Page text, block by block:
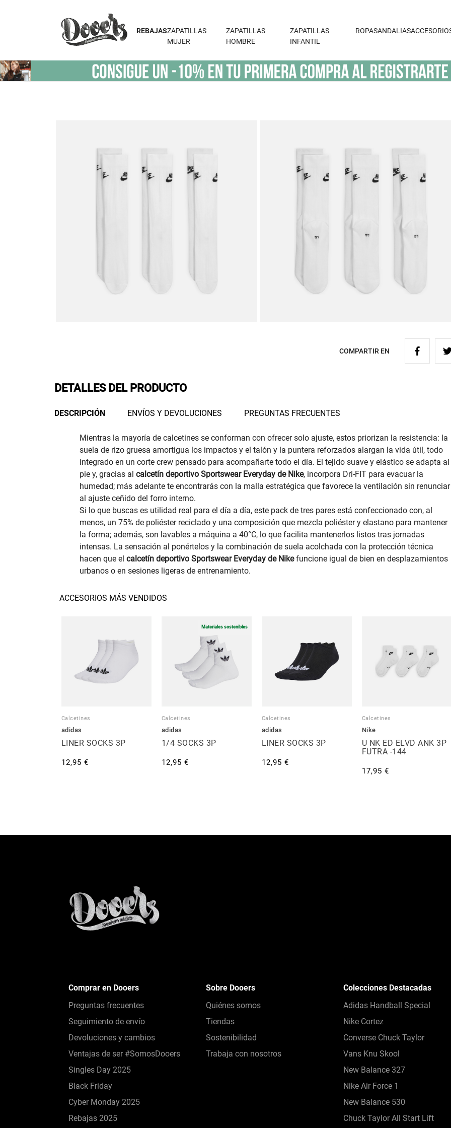
REBAJASZAPATILLAS
MUJER
ZAPATILLAS
HOMBRE
ZAPATILLAS
INFANTIL
ROPASANDALIAS
COMPARTIR EN
DETALLES DEL PRODUCTO
DESCRIPCIÓN ENVÍOS Y DEVOLUCIONES PREGUNTAS FRECUENTES
Mientras la mayoría de calcetines se conforman con ofrecer solo ajuste, estos priorizan la resistencia: la
suela de rizo gruesa amortigua los impactos y el talón y la puntera reforzados alargan la vida útil, todo
integrado en un corte crew pensado para acompañarte todo el día. El tejido suave y elástico se adapta al
pie y, gracias al calcetín deportivo Sportswear Everyday de Nike, incorpora Dri‑FIT para evacuar la
humedad; más adelante te encontrarás con la malla estratégica que favorece la ventilación sin renunciar
al ajuste ceñido del forro interno.
Si lo que buscas es utilidad real para el día a día, este pack de tres pares está confeccionado con, al
menos, un 75% de poliéster reciclado y una composición que mezcla poliéster y elastano para mantener
la forma; además, son lavables a máquina a 40°C, lo que facilita mantenerlos listos tras jornadas
intensas. La sensación al ponértelos y la combinación de suela acolchada con la protección técnica
hacen que el calcetín deportivo Sportswear Everyday de Nikefuncione igual de bien en desplazamientos
urbanos o en sesiones ligeras de entrenamiento.
ACCESORIOS MÁS VENDIDOS
Calcetines
adidas
LINER SOCKS 3P
12,95 €
Materiales sostenibles
Calcetines
adidas
1/4 SOCKS 3P
12,95 €
Calcetines
adidas
LINER SOCKS 3P
12,95 €
Calcetines
Nike
U NK ED ELVD ANK 3P
FUTRA -144
17,95 €
Comprar en Dooers
Preguntas frecuentes
Seguimiento de envío
Devoluciones y cambios
Ventajas de ser #SomosDooers
Singles Day 2025
Black Friday
Cyber Monday 2025
Rebajas 2025
Sobre Dooers
Quiénes somos
Tiendas
Sostenibilidad
Trabaja con nosotros
Colecciones Destacadas
Adidas Handball Special
Nike Cortez
Converse Chuck Taylor
Vans Knu Skool
New Balance 327
Nike Air Force 1
New Balance 530
Chuck Taylor All Start Lift